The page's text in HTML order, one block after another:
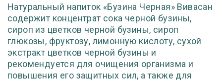
Натуральный напиток «Бузина Черная» Вивасан
содержит концентрат сока черной бузины,
сироп из цветков черной бузины, сироп
глюкозы, фруктозу, лимонную кислоту, сухой
экстракт цветков черной бузины и
рекомендуется для очищения организма и
повышения его защитных сил, а также для